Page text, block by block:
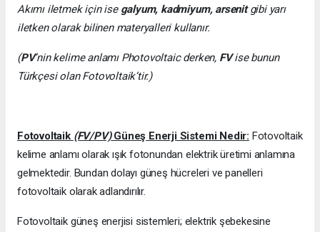
Akımı iletmek için ise galyum, kadmiyum, arsenitgibi yarı
iletken olarak bilinen materyalleri kullanır.
(PV’nin kelime anlamı Photovoltaic derken, FVise bunun
Türkçesi olan Fotovoltaik’tir.)
Fotovoltaik (FV/PV)Güneş Enerji Sistemi Nedir: Fotovoltaik
kelime anlamı olarak ışık fotonundan elektrik üretimi anlamına
gelmektedir. Bundan dolayı güneş hücreleri ve panelleri
fotovoltaik olarak adlandırılır.
Fotovoltaik güneş enerjisi sistemleri; elektrik şebekesine